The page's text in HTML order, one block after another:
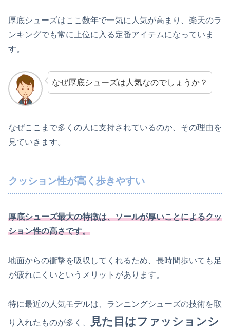
厚底シューズはここ数年で一気に人気が高まり、楽天のラ
ンキングでも常に上位に入る定番アイテムになっていま
す。
なぜ厚底シューズは人気なのでしょうか？
なぜここまで多くの人に支持されているのか、その理由を
見ていきます。
クッション性が高く歩きやすい
厚底シューズ最大の特徴は、ソールが厚いことによるクッ
ション性の高さです。
地面からの衝撃を吸収してくれるため、長時間歩いても足
が疲れにくいというメリットがあります。
特に最近の人気モデルは、ランニングシューズの技術を取
り入れたものが多く、
見た目はファッションシ